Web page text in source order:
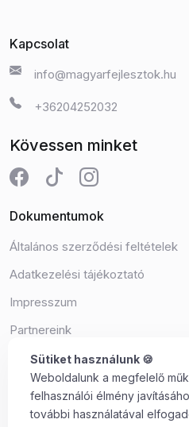
Kapcsolat
info@magyarfejlesztok.hu
+36204252032
Kövessen minket
Dokumentumok
Általános szerződési feltételek
Adatkezelési tájékoztató
Impresszum
Partnereink
Süti beállítások
Sütiket használunk 🍪
Weboldalunk a megfelelő
felhasználói élmény
további használatával